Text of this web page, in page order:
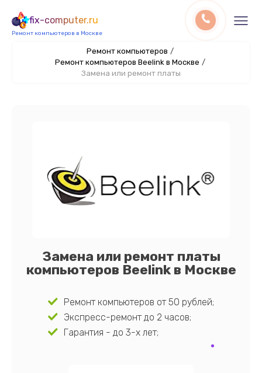
fix-computer.ru
Ремонт компьютеров в Москве
Ремонт компьютеров /
Ремонт компьютеров Beelink в Москве /
Замена или ремонт платы
Замена или ремонт платы
компьютеров Beelink в Москве
Ремонт компьютеров от 50 рублей;
Экспресс-ремонт до 2 часов;
Гарантия - до 3-х лет;